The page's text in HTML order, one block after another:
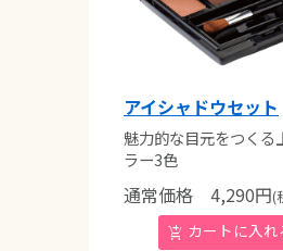
アイシャドウセット
魅力的な目元をつくる
ラー3色
通常価格 4,290円(